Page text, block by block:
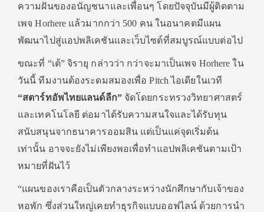
ความฝันของอนัญชนาและเพื่อนๆ โดยปัจจุบันมีผู้ติดตาม
เพจ Horhere แล้วมากกว่า 500 คน ในอนาคตมีแผน
พัฒนาไปสู่แอปพลิเคชันและเว็บไซต์ที่สมบูรณ์แบบต่อไป
ขณะที่ “เต้” จิรายุ กล่าวว่า กว่าจะมาเป็นเพจ Horhere ใน
วันนี้ ทีมงานต้องระดมสมองเพื่อ Pitch ไอเดียในเวที
“สตาร์ทอัพไทยแลนด์ลีก”จัดโดยกระทรวงวิทยาศาสตร์
และเทคโนโลยี ต่อมาได้รับความสนใจและได้รับทุน
สนับสนุนจากธนาคารออมสิน แต่เป็นแค่จุดเริ่มต้น
เท่านั้น อาจจะยังไม่เพียงพอเพื่อทำแอปพลิเคชันตามเป้า
หมายที่ฝันไว้
“แผนของเราคือเป็นตัวกลางระหว่างนักศึกษากับเจ้าของ
หอพัก ซึ่งส่วนใหญ่เคยทำธุรกิจแบบออฟไลน์ ด้วยการนำ